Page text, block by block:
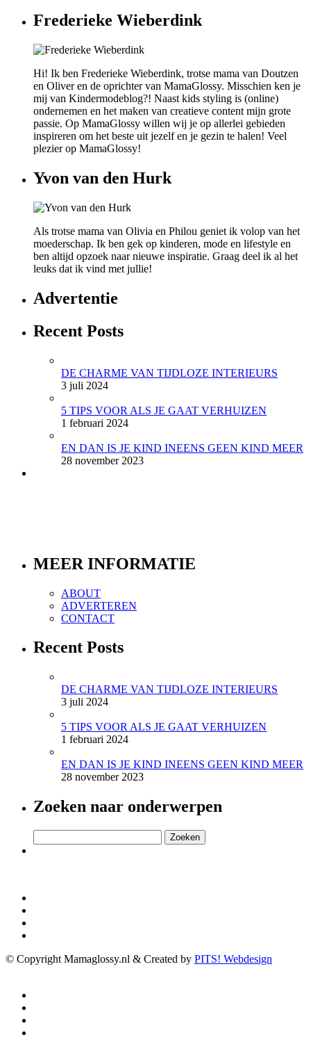
Frederieke Wieberdink
Hi! Ik ben Frederieke Wieberdink, trotse mama van Doutzen
en Oliver en de oprichter van MamaGlossy. Misschien ken je
mij van Kindermodeblog?! Naast kids styling is (online)
ondernemen en het maken van creatieve content mijn grote
passie. Op MamaGlossy willen wij je op allerlei gebieden
inspireren om het beste uit jezelf en je gezin te halen! Veel
plezier op MamaGlossy!
Yvon van den Hurk
Als trotse mama van Olivia en Philou geniet ik volop van het
moederschap. Ik ben gek op kinderen, mode en lifestyle en
ben altijd opzoek naar nieuwe inspiratie. Graag deel ik al het
leuks dat ik vind met jullie!
Advertentie
Recent Posts
DE CHARME VAN TIJDLOZE INTERIEURS
3 juli 2024
5 TIPS VOOR ALS JE GAAT VERHUIZEN
1 februari 2024
EN DAN IS JE KIND INEENS GEEN KIND MEER
28 november 2023
MEER INFORMATIE
ABOUT
ADVERTEREN
CONTACT
Recent Posts
DE CHARME VAN TIJDLOZE INTERIEURS
3 juli 2024
5 TIPS VOOR ALS JE GAAT VERHUIZEN
1 februari 2024
EN DAN IS JE KIND INEENS GEEN KIND MEER
28 november 2023
Zoeken naar onderwerpen
naar:
© Copyright Mamaglossy.nl & Created by PITS! Webdesign